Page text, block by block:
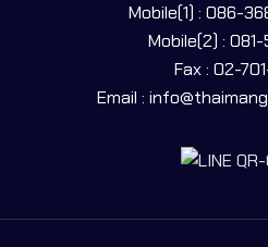
Mobile(1) : 086-
Mobile(2) :
Fax : 02-
Email :